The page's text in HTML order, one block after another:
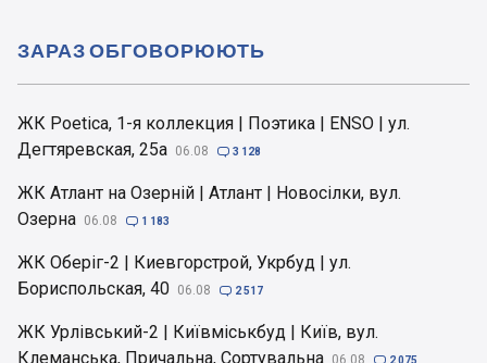
ЖК Poetica, 1-я коллекция | Поэтика | ENSO | ул.
Дегтяревская, 25а 06.08  3 128
ЖК Атлант на Озерній | Атлант | Новосілки, вул.
Озерна 06.08  1 183
ЖК Оберіг-2 | Киевгорстрой, Укрбуд | ул.
Бориспольская, 40 06.08  2 517
ЖК Урлівський-2 | Київміськбуд | Київ, вул.
Клеманська, Причальна, Сортувальна 06.08  2 075
ЗАРАЗ ОБГОВОРЮЮТЬ